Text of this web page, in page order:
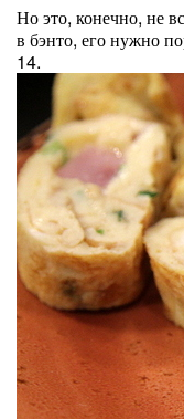
Но это, конечно, не
в бэнто, его нужно
14.